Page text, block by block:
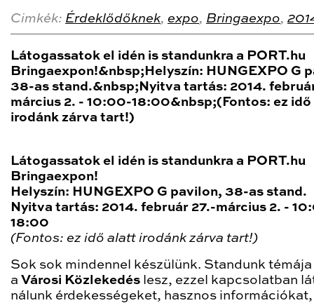
Cimkék: Érdeklődőknek, expo, Bringaexpo,
Látogassatok el idén is standunkra a PORT.hu
Bringaexpon!&nbsp;Helyszín: HUNGEXPO G
38-as stand.&nbsp;Nyitva tartás: 2014.
március 2. - 10:00-18:00&nbsp;(Fontos: ez
irodánk zárva tart!)
Látogassatok el idén is standunkra a PORT.hu
Bringaexpon!
Helyszín: HUNGEXPO G pavilon, 38-as stand.
Nyitva tartás: 2014. február 27.-március 2. -
18:00
(Fontos: ez idő alatt irodánk zárva tart!)
Sok sok mindennel készülünk. Standunk témája
a Városi Közlekedés lesz, ezzel kapcsolatban
nálunk érdekességeket, hasznos információkat,